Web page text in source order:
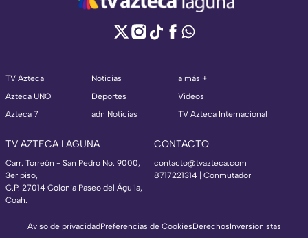
TV Azteca
Azteca UNO
Azteca 7
Noticias
Deportes
adn Noticias
a más +
Videos
TV Azteca Internacional
TV AZTECA LAGUNA
Carr. Torreón - San Pedro No. 9000,
3er piso,
C.P. 27014 Colonia Paseo del Águila,
Coah.
CONTACTO
contacto@tvazteca.com
8717221314 | Conmutador
Aviso de privacidadPreferencias de CookiesDerechosInversionistas